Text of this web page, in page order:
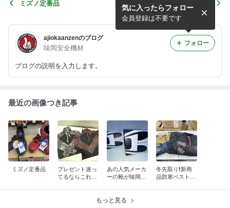
ミズノ定番品
プレゼント迷ってるならこれ
にして❕❕
ajiokaanzenのブログ
味岡安全機材
ブログの説明を入力します。
気に入ったらフォロー
会員登録は不要です
フォロー
最近の画像つき記事
ミズノ定番品
プレゼント迷っ
てるならこれに
あの人気メーカ
ーの靴が味岡安
冬先取り❗新商
品防寒ベスト入
もっと見る